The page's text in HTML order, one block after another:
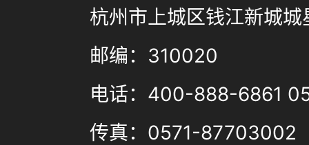
杭州市上城区钱江新城
邮编：310020
电话：400-888-6861
传真：0571-87703002